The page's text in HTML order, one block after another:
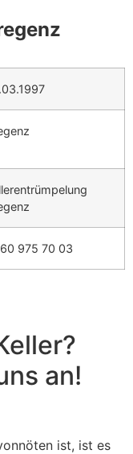
975 70 03
an!
ist, ist es